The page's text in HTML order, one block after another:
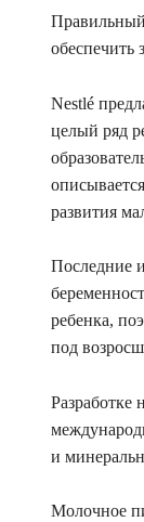
обеспечить
Nestlé
целый ряд
развития
Последние
ребенка,
под
Разработке
и
Молочное